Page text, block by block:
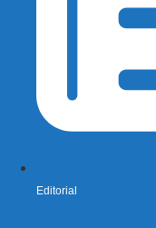
Editorial